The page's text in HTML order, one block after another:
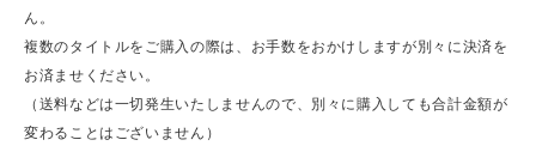
ん。
複数のタイトルをご購入の際は、お手数をおかけしますが別々に決済を
お済ませください。
（送料などは一切発生いたしませんので、別々に購入しても合計金額が
変わることはございません）